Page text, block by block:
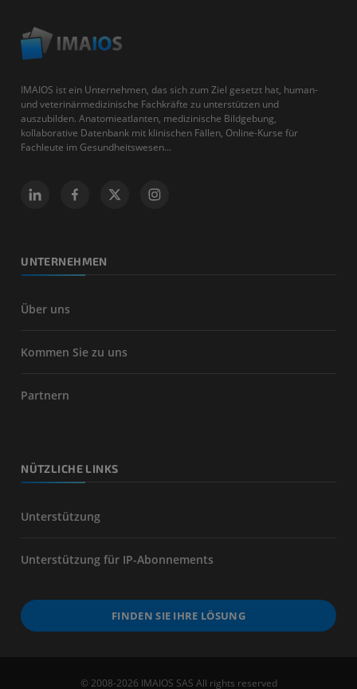
IMAIOS ist ein Unternehmen, das sich zum Ziel gesetzt hat, human-
und veterinärmedizinische Fachkräfte zu unterstützen und
auszubilden. Anatomieatlanten, medizinische Bildgebung,
kollaborative Datenbank mit klinischen Fällen, Online-Kurse für
Fachleute im Gesundheitswesen...
UNTERNEHMEN
Über uns
Kommen Sie zu uns
Partnern
NÜTZLICHE LINKS
Unterstützung
Unterstützung für IP-Abonnements
FINDEN SIE IHRE LÖSUNG
© 2008-2026 IMAIOS SAS All rights reserved